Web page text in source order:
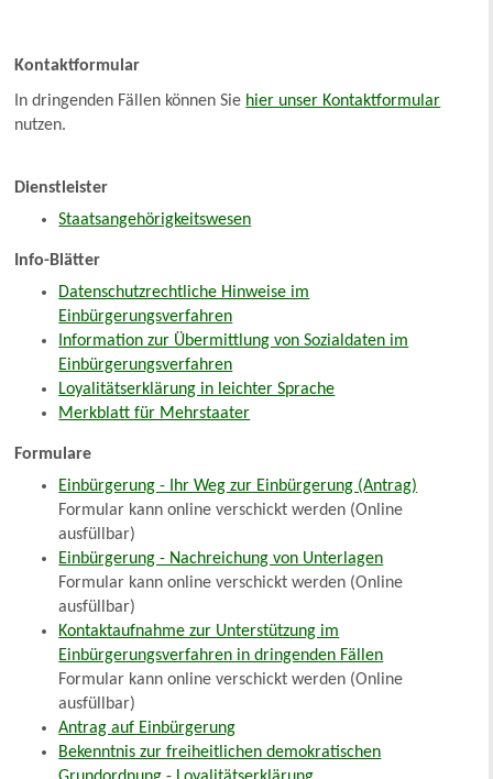
Kontaktformular
In dringenden Fällen können Sie hier unser Kontaktformular
nutzen.
Dienstleister
Staatsangehörigkeitswesen
Info-Blätter
Datenschutzrechtliche Hinweise im
Einbürgerungsverfahren
Information zur Übermittlung von Sozialdaten im
Einbürgerungsverfahren
Loyalitätserklärung in leichter Sprache
Merkblatt für Mehrstaater
Formulare
Einbürgerung - Ihr Weg zur Einbürgerung (Antrag)
Formular kann online verschickt werden (Online
ausfüllbar)
Einbürgerung - Nachreichung von Unterlagen
Formular kann online verschickt werden (Online
ausfüllbar)
Kontaktaufnahme zur Unterstützung im
Einbürgerungsverfahren in dringenden Fällen
Formular kann online verschickt werden (Online
ausfüllbar)
Antrag auf Einbürgerung
Bekenntnis zur freiheitlichen demokratischen